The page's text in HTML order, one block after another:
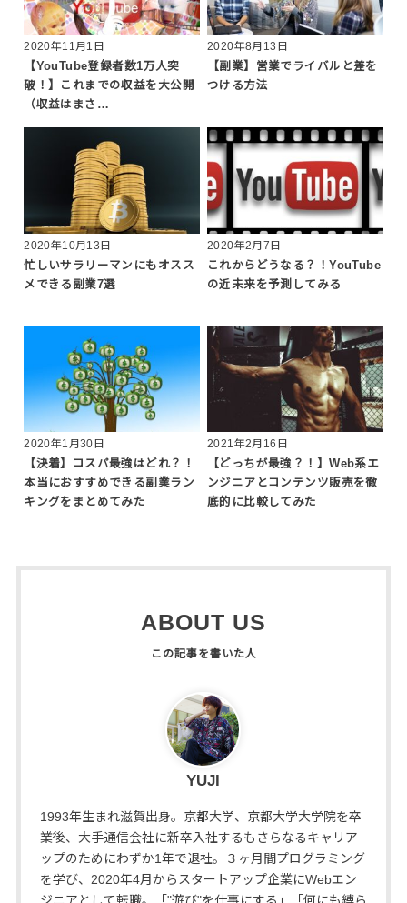
2020年11月1日
【YouTube登録者数1万人突
破！】これまでの収益を大公開
（収益はまさ…
2020年8月13日
【副業】営業でライバルと差を
つける方法
2020年10月13日
忙しいサラリーマンにもオスス
メできる副業7選
2020年2月7日
これからどうなる？！YouTube
の近未来を予測してみる
2020年1月30日
【決着】コスパ最強はどれ？！
本当におすすめできる副業ラン
キングをまとめてみた
2021年2月16日
【どっちが最強？！】Web系エ
ンジニアとコンテンツ販売を徹
底的に比較してみた
ABOUT US
YUJI
1993年生まれ滋賀出身。京都大学、京都大学大学院を卒
業後、大手通信会社に新卒入社するもさらなるキャリア
ップのためにわずか1年で退社。３ヶ月間プログラミング
を学び、2020年4月からスタートアップ企業にWebエン